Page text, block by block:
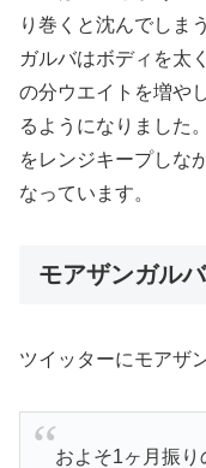
り巻くと沈んでしま
ガルバはボディを太
の分ウエイトを増や
るようになりました
をレンジキープしな
なっています。
モアザンガル
ツイッターにモアザ
およそ1ヶ月振り